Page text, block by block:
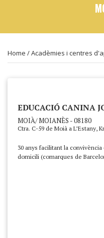
Home /Acadèmies i centres
EDUCACIÓ CANINA
MOIÀ/ MOIANÈS - 08180
Ctra. C-59 de Moià a L’Estany,
30 anys facilitant la
domicili (comarques de